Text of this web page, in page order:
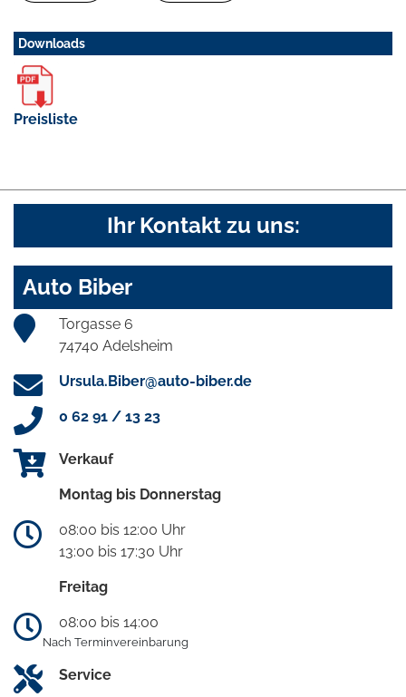
Downloads
Preisliste
Ihr Kontakt zu uns:
Auto Biber
Torgasse 6
74740 Adelsheim
Ursula.Biber@auto-biber.de
0 62 91 / 13 23
Verkauf
Montag bis Donnerstag
08:00 bis 12:00 Uhr
13:00 bis 17:30 Uhr
Freitag
08:00 bis 14:00
Nach Terminvereinbarung
Service